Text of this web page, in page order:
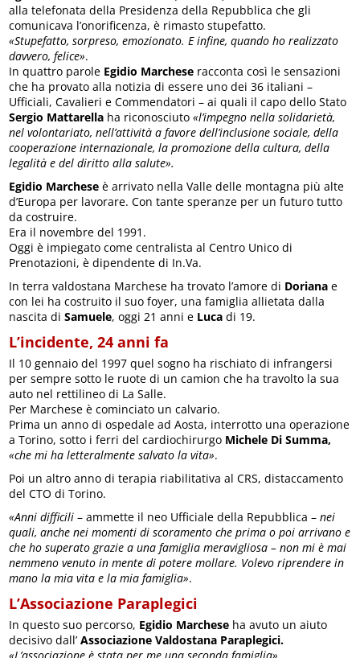
alla telefonata della Presidenza della Repubblica che gli
comunicava l’onorificenza, è rimasto stupefatto.
«Stupefatto, sorpreso, emozionato. E infine, quando ho realizzato
davvero, felice».
In quattro parole Egidio Marchese racconta così le sensazioni
che ha provato alla notizia di essere uno dei 36 italiani –
Ufficiali, Cavalieri e Commendatori – ai quali il capo dello Stato
Sergio Mattarella ha riconosciuto«l’impegno nella solidarietà,
nel volontariato, nell’attività a favore dell’inclusione sociale, della
cooperazione internazionale, la promozione della cultura, della
legalità e del diritto alla salute».
Egidio Marchese è arrivato nella Valle delle montagna più alte
d’Europa per lavorare. Con tante speranze per un futuro tutto
da costruire.
Era il novembre del 1991.
Oggi è impiegato come centralista al Centro Unico di
Prenotazioni, è dipendente di In.Va.
In terra valdostana Marchese ha trovato l’amore di Doriana e
con lei ha costruito il suo foyer, una famiglia allietata dalla
nascita diSamuele, oggi 21 anni e Luca di 19.
L’incidente, 24 anni fa
Il 10 gennaio del 1997 quel sogno ha rischiato di infrangersi
per sempre sotto le ruote di un camion che ha travolto la sua
auto nel rettilineo di La Salle.
Per Marchese è cominciato un calvario.
Prima un anno di ospedale ad Aosta, interrotto una operazione
a Torino, sotto i ferri del cardiochirurgo Michele Di Summa,
«che mi ha letteralmente salvato la vita».
Poi un altro anno di terapia riabilitativa al CRS, distaccamento
del CTO di Torino.
«Anni difficili – ammette il neo Ufficiale della Repubblica –nei
quali, anche nei momenti di scoramento che prima o poi arrivano e
che ho superato grazie a una famiglia meravigliosa – non mi è mai
nemmeno venuto in mente di potere mollare. Volevo riprendere in
mano la mia vita e la mia famiglia».
L’Associazione Paraplegici
In questo suo percorso, Egidio Marchese ha avuto un aiuto
decisivo dall’Associazione Valdostana Paraplegici.